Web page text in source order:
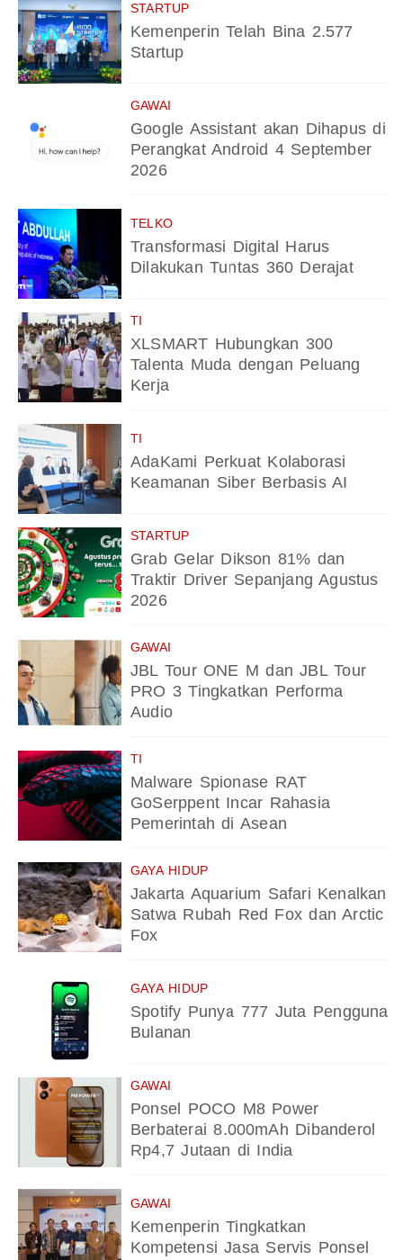
STARTUP
Kemenperin Telah Bina 2.577
Startup
GAWAI
Google Assistant akan Dihapus di
Perangkat Android 4 September
2026
TELKO
Transformasi Digital Harus
Dilakukan Tuntas 360 Derajat
TI
XLSMART Hubungkan 300
Talenta Muda dengan Peluang
Kerja
TI
AdaKami Perkuat Kolaborasi
Keamanan Siber Berbasis AI
STARTUP
Grab Gelar Dikson 81% dan
Traktir Driver Sepanjang Agustus
2026
GAWAI
JBL Tour ONE M dan JBL Tour
PRO 3 Tingkatkan Performa
Audio
TI
Malware Spionase RAT
GoSerppent Incar Rahasia
Pemerintah di Asean
GAYA HIDUP
Jakarta Aquarium Safari Kenalkan
Satwa Rubah Red Fox dan Arctic
Fox
GAYA HIDUP
Spotify Punya 777 Juta Pengguna
Bulanan
GAWAI
Ponsel POCO M8 Power
Berbaterai 8.000mAh Dibanderol
Rp4,7 Jutaan di India
GAWAI
Kemenperin Tingkatkan
Kompetensi Jasa Servis Ponsel